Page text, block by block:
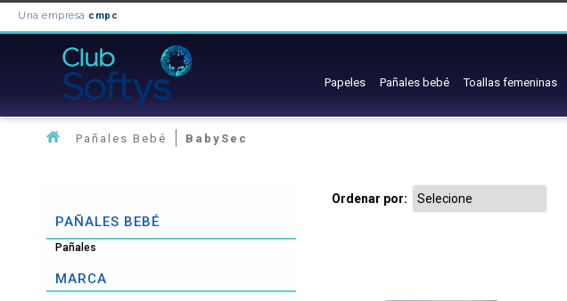
Una empresa cmpc
Papeles Pañales bebé Toallas femeninas
Pañales Bebé BabySec
PAÑALES BEBÉ
Pañales
MARCA
Ordenar por: